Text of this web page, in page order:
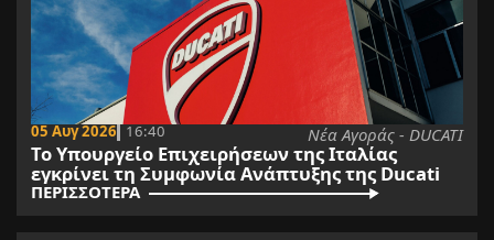
05 Αυγ 2026 16:40 Νέα Αγοράς - DUCATI
Το Υπουργείο Επιχειρήσεων της Ιταλίας
εγκρίνει τη Συμφωνία Ανάπτυξης της Ducati
ΠΕΡΙΣΣΟΤΕΡΑ